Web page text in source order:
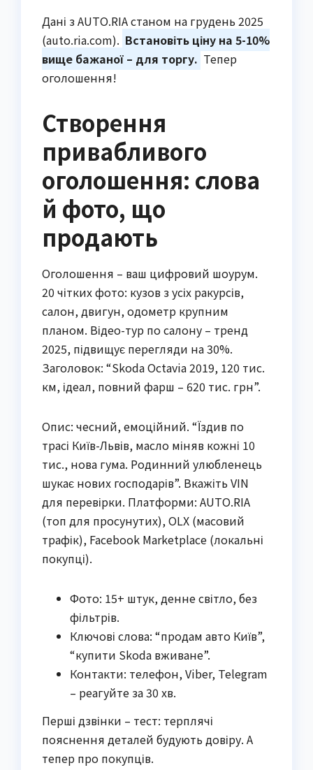
Дані з AUTO.RIA станом на грудень 2025
(auto.ria.com). Встановіть ціну на 5-10%
вище бажаної – для торгу. Тепер
оголошення!
Створення
привабливого
оголошення: слова
й фото, що
продають
Оголошення – ваш цифровий шоурум.
20 чітких фото: кузов з усіх ракурсів,
салон, двигун, одометр крупним
планом. Відео-тур по салону – тренд
2025, підвищує перегляди на 30%.
Заголовок: “Skoda Octavia 2019, 120 тис.
км, ідеал, повний фарш – 620 тис. грн”.
Опис: чесний, емоційний. “Їздив по
трасі Київ-Львів, масло міняв кожні 10
тис., нова гума. Родинний улюбленець
шукає нових господарів”. Вкажіть VIN
для перевірки. Платформи: AUTO.RIA
(топ для просунутих), OLX (масовий
трафік), Facebook Marketplace (локальні
покупці).
Фото: 15+ штук, денне світло, без
фільтрів.
Ключові слова: “продам авто Київ”,
“купити Skoda вживане”.
Контакти: телефон, Viber, Telegram
– реагуйте за 30 хв.
Перші дзвінки – тест: терплячі
пояснення деталей будують довіру. А
тепер про покупців.